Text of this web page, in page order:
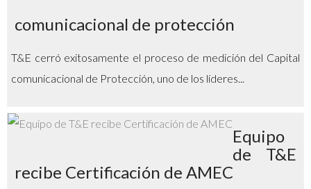
comunicacional de protección
T&E cerró exitosamente el proceso de medición del Capital
comunicacional de Protección, uno de los líderes...
Equipo
de T&E
recibe Certificación de AMEC